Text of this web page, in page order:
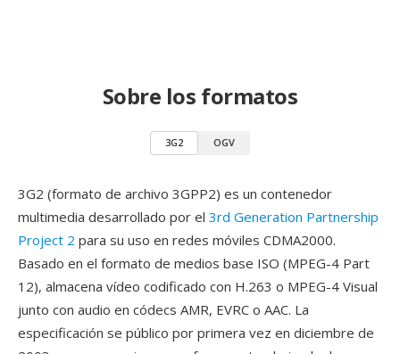
Sobre los formatos
3G2 OGV
3G2 (formato de archivo 3GPP2) es un contenedor
multimedia desarrollado por el 3rd Generation Partnership
Project 2 para su uso en redes móviles CDMA2000.
Basado en el formato de medios base ISO (MPEG-4 Part
12), almacena vídeo codificado con H.263 o MPEG-4 Visual
junto con audio en códecs AMR, EVRC o AAC. La
especificación se público por primera vez en diciembre de